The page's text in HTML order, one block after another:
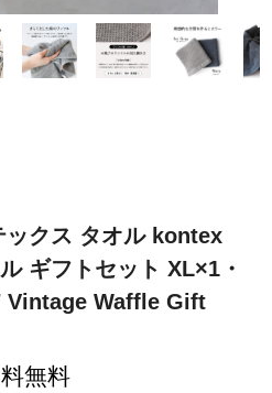
ックス タオル kontex
ギフトセット XL×1・
Vintage Waffle Gift
無料